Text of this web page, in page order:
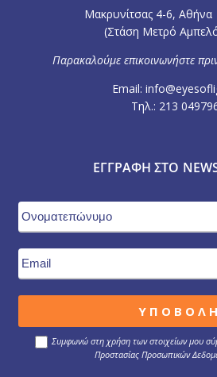
Μακρυνίτσας 4-6,
(Στάση Μετρό
Παρακαλούμε επικοινωνήστε
Email:
Τηλ.: 213
ΕΓΓΡΑΦΉ ΣΤΟ
Συμφωνώ στη χρήση των στοιχείων μου
Προστασίας Προσωπικών